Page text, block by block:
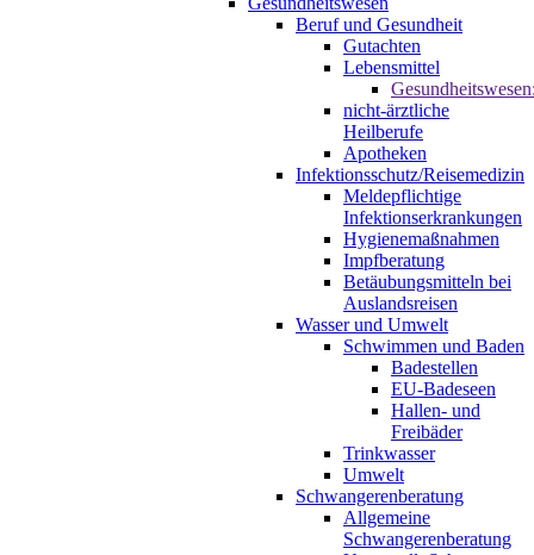
Beruf und Gesundheit
Gutachten
Lebensmittel
nicht-ärztliche
Heilberufe
Apotheken
Infektionsschutz/Reisemedizin
Meldepflichtige
Infektionserkrankungen
Hygienemaßnahmen
Impfberatung
Betäubungsmitteln bei
Auslandsreisen
Wasser und Umwelt
Schwimmen und Baden
Badestellen
EU-Badeseen
Hallen- und
Freibäder
Trinkwasser
Umwelt
Schwangerenberatung
Allgemeine
Schwangerenberatung